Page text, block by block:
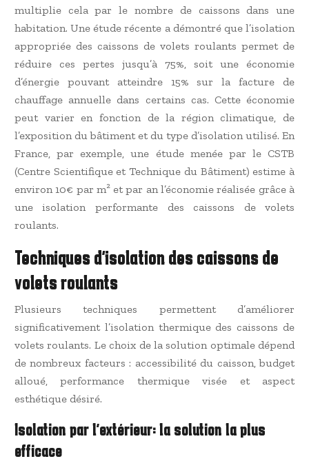
multiplie cela par le nombre de caissons dans une
habitation. Une étude récente a démontré que l’isolation
appropriée des caissons de volets roulants permet de
réduire ces pertes jusqu’à 75%, soit une économie
d’énergie pouvant atteindre 15% sur la facture de
chauffage annuelle dans certains cas. Cette économie
peut varier en fonction de la région climatique, de
l’exposition du bâtiment et du type d’isolation utilisé. En
France, par exemple, une étude menée par le CSTB
(Centre Scientifique et Technique du Bâtiment) estime à
environ 10€ par m² et par an l’économie réalisée grâce à
une isolation performante des caissons de volets
roulants.
Techniques d’isolation des caissons de
volets roulants
Plusieurs techniques permettent d’améliorer
significativement l’isolation thermique des caissons de
volets roulants. Le choix de la solution optimale dépend
de nombreux facteurs : accessibilité du caisson, budget
alloué, performance thermique visée et aspect
esthétique désiré.
Isolation par l’extérieur: la solution la plus
efficace